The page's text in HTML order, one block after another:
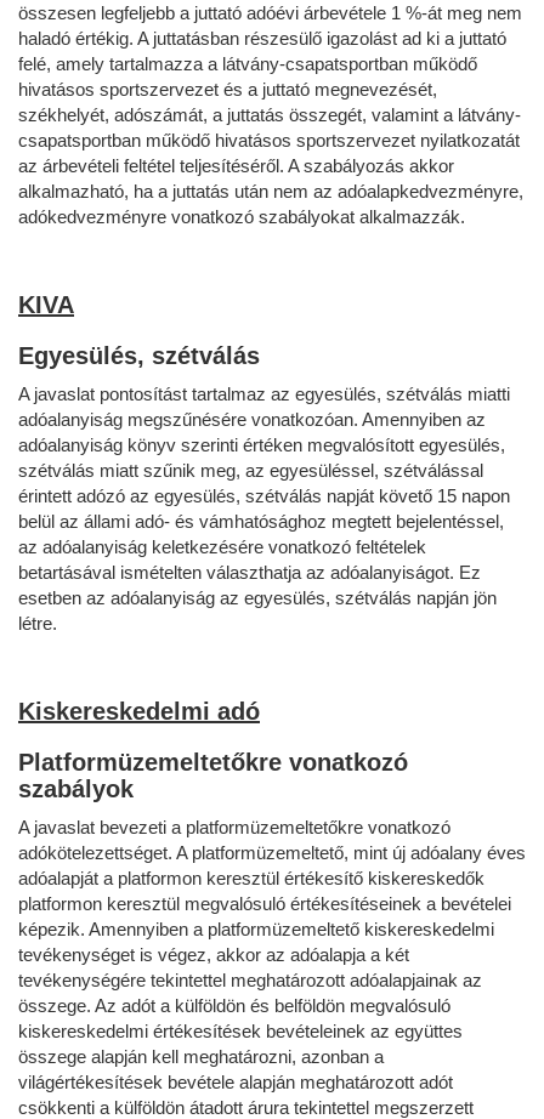
összesen legfeljebb a juttató adóévi árbevétele 1 %-át meg nem
haladó értékig. A juttatásban részesülő igazolást ad ki a juttató
felé, amely tartalmazza a látvány-csapatsportban működő
hivatásos sportszervezet és a juttató megnevezését,
székhelyét, adószámát, a juttatás összegét, valamint a látvány-
csapatsportban működő hivatásos sportszervezet nyilatkozatát
az árbevételi feltétel teljesítéséről. A szabályozás akkor
alkalmazható, ha a juttatás után nem az adóalapkedvezményre,
adókedvezményre vonatkozó szabályokat alkalmazzák.
KIVA
Egyesülés, szétválás
A javaslat pontosítást tartalmaz az egyesülés, szétválás miatti
adóalanyiság megszűnésére vonatkozóan. Amennyiben az
adóalanyiság könyv szerinti értéken megvalósított egyesülés,
szétválás miatt szűnik meg, az egyesüléssel, szétválással
érintett adózó az egyesülés, szétválás napját követő 15 napon
belül az állami adó- és vámhatósághoz megtett bejelentéssel,
az adóalanyiság keletkezésére vonatkozó feltételek
betartásával ismételten választhatja az adóalanyiságot. Ez
esetben az adóalanyiság az egyesülés, szétválás napján jön
létre.
Kiskereskedelmi adó
Platformüzemeltetőkre vonatkozó
szabályok
A javaslat bevezeti a platformüzemeltetőkre vonatkozó
adókötelezettséget. A platformüzemeltető, mint új adóalany éves
adóalapját a platformon keresztül értékesítő kiskereskedők
platformon keresztül megvalósuló értékesítéseinek a bevételei
képezik. Amennyiben a platformüzemeltető kiskereskedelmi
tevékenységet is végez, akkor az adóalapja a két
tevékenységére tekintettel meghatározott adóalapjainak az
összege. Az adót a külföldön és belföldön megvalósuló
kiskereskedelmi értékesítések bevételeinek az együttes
összege alapján kell meghatározni, azonban a
világértékesítések bevétele alapján meghatározott adót
csökkenti a külföldön átadott árura tekintettel megszerzett